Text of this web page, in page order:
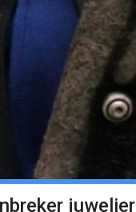
juwelier